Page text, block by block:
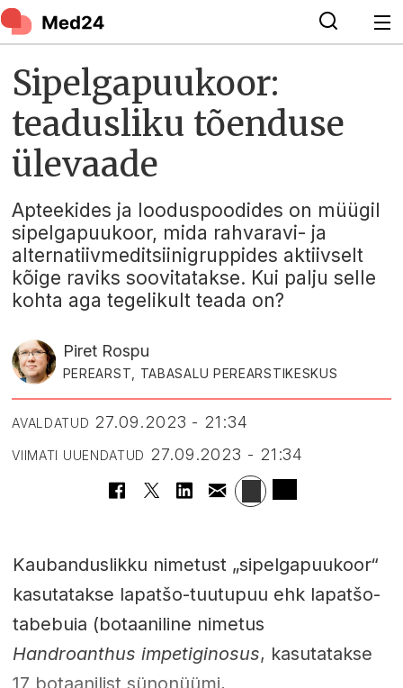
Sipelgapuukoor:
teadusliku tõenduse
ülevaade
Apteekides ja looduspoodides on müügil
sipelgapuukoor, mida rahvaravi- ja
alternatiivmeditsiinigruppides aktiivselt
kõige raviks soovitatakse. Kui palju selle
kohta aga tegelikult teada on?
Piret Rospu
PEREARST, TABASALU PEREARSTIKESKUS
AVALDATUD 27.09.2023 - 21:34
VIIMATI UUENDATUD 27.09.2023 - 21:34
Kaubanduslikku nimetust „sipelgapuukoor“
kasutatakse lapatšo-tuutupuu ehk lapatšo-
tabebuia (botaaniline nimetus
Handroanthus impetiginosus, kasutatakse